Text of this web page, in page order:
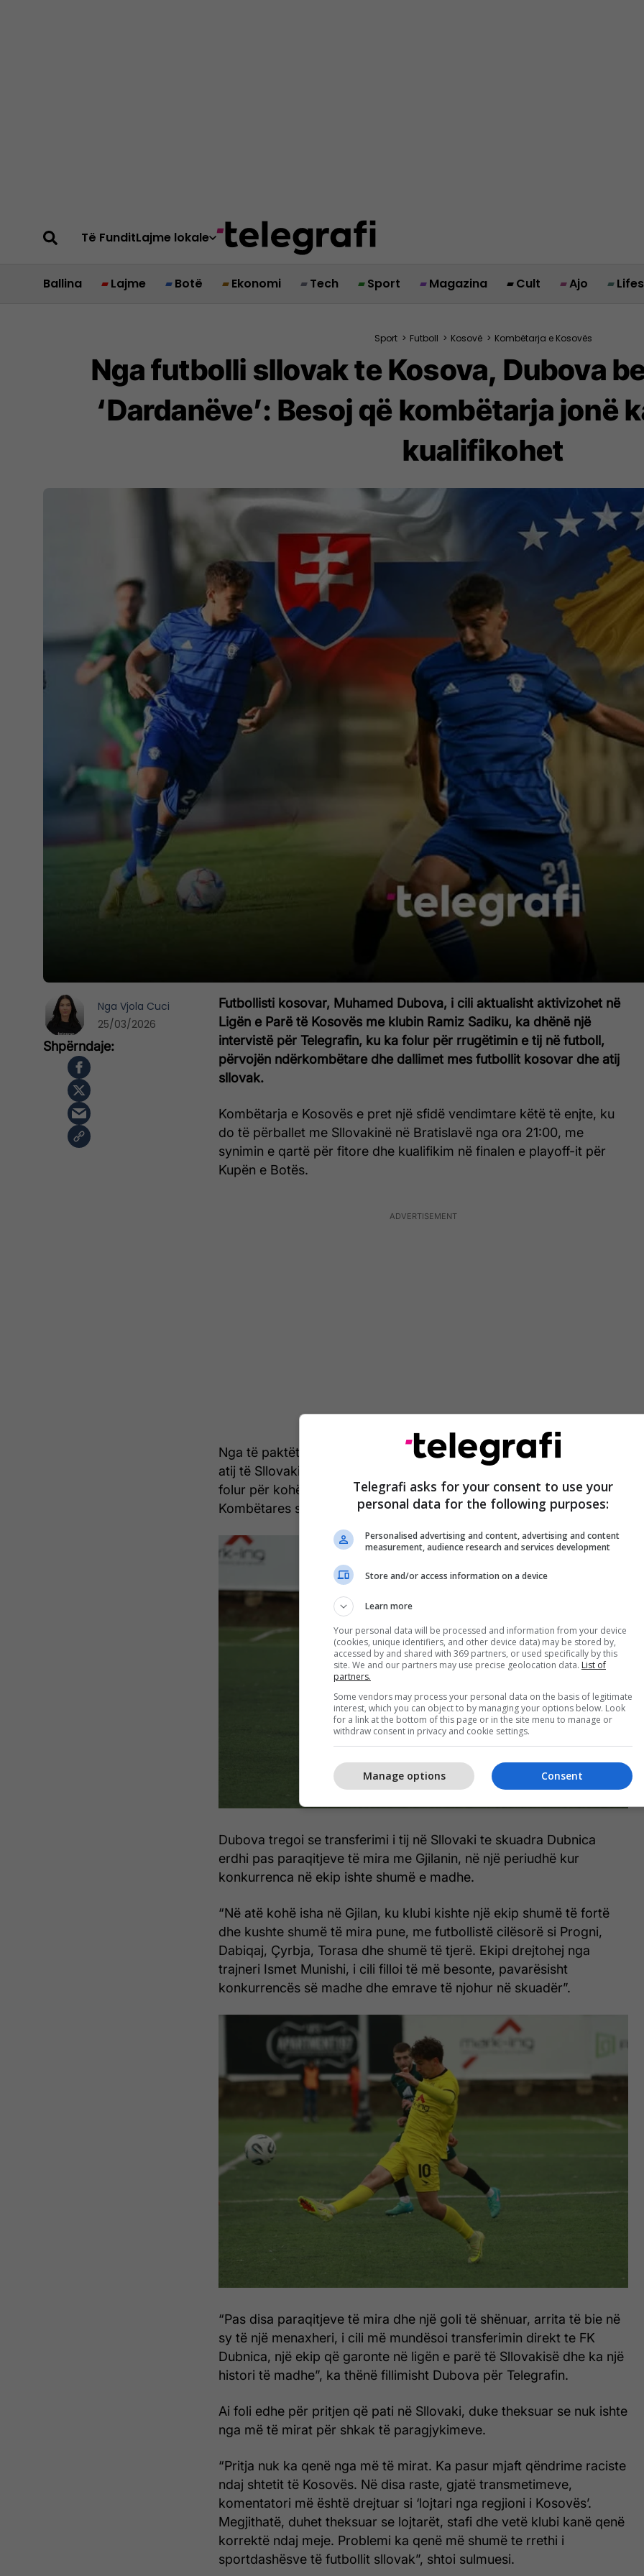
Të FunditLajme lokale
Ballina Lajme Botë Ekonomi Tech Sport Magazina Cult Ajo
Sport > Futboll > Kosovë > Kombëtarja e Kosovës
Nga futbolli sllovak te Kosova, Dubova
‘Dardanëve’: Besoj që kombëtarja jonë
kualifikohet
Futbollisti kosovar, Muhamed Dubova, i cili aktualisht aktivizohet në
Ligën e Parë të Kosovës me klubin Ramiz Sadiku, ka dhënë një
intervistë për Telegrafin, ku ka folur për rrugëtimin e tij në futboll,
përvojën ndërkombëtare dhe dallimet mes futbollit kosovar dhe atij
sllovak.
Kombëtarja e Kosovës e pret një sfidë vendimtare këtë të enjte, ku
do të përballet me Sllovakinë në Bratislavë nga ora 21:00, me
synimin e qartë për fitore dhe kualifikim në finalen e playoff-it për
Kupën e Botës.
Nga të paktët lojtar që kanë një lidhje mes futbollit të Kosovës dhe
atij të Sllovakisë është sulmuesi gjilanas, Muhamed Dubova, i cili ka
folur për kohën e tij në Sllovaki dhe përballjen e së enjtes mes
Kombëtares së Kosovës dhe asaj të Sllovakisë.
Dubova tregoi se transferimi i tij në Sllovaki te skuadra Dubnica
erdhi pas paraqitjeve të mira me Gjilanin, në një periudhë kur
konkurrenca në ekip ishte shumë e madhe.
“Në atë kohë isha në Gjilan, ku klubi kishte një ekip shumë të fortë
dhe kushte shumë të mira pune, me futbollistë cilësorë si Progni,
Dabiqaj, Çyrbja, Torasa dhe shumë të tjerë. Ekipi drejtohej nga
trajneri Ismet Munishi, i cili filloi të më besonte, pavarësisht
konkurrencës së madhe dhe emrave të njohur në skuadër”.
“Pas disa paraqitjeve të mira dhe një goli të shënuar, arrita të bie në
sy të një menaxheri, i cili më mundësoi transferimin direkt te FK
Dubnica, një ekip që garonte në ligën e parë të Sllovakisë dhe ka një
histori të madhe”, ka thënë fillimisht Dubova për Telegrafin.
Ai foli edhe për pritjen që pati në Sllovaki, duke theksuar se nuk ishte
nga më të mirat për shkak të paragjykimeve.
“Pritja nuk ka qenë nga më të mirat. Ka pasur mjaft qëndrime raciste
ndaj shtetit të Kosovës. Në disa raste, gjatë transmetimeve,
komentatori më është drejtuar si ‘lojtari nga regjioni i Kosovës’.
Megjithatë, duhet theksuar se lojtarët, stafi dhe vetë klubi kanë qenë
korrektë ndaj meje. Problemi ka qenë më shumë te rrethi i
sportdashësve të futbollit sllovak”, shtoi sulmuesi.
Nga Vjola Cuci
25/03/2026
Telegrafi asks for your consent to use your
personal data for the following purposes:
Personalised advertising and content, advertising and content
measurement, audience research and services development
Store and/or access information on a device
Learn more
Your personal data will be processed and information from your device
(cookies, unique identifiers, and other device data) may be stored by,
accessed by and shared with 369 partners, or used specifically by this
site. We and our partners may use precise geolocation data. List of
partners.
Some vendors may process your personal data on the basis of legitimate
interest, which you can object to by managing your options below. Look
for a link at the bottom of this page or in the site menu to manage or
withdraw consent in privacy and cookie settings.
Consent
Manage options